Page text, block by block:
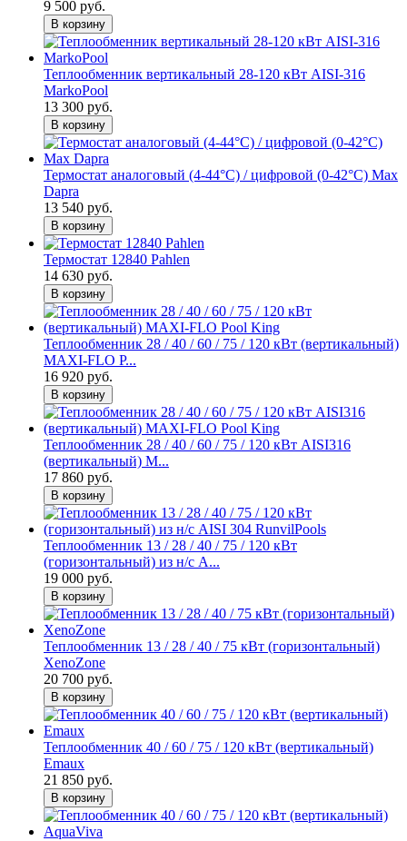
9 500 руб.
В корзину
Теплообменник вертикальный 28-120 кВт AISI-316
MarkoPool
13 300 руб.
В корзину
Термостат аналоговый (4-44°C) / цифровой (0-42°C) Max
Dapra
13 540 руб.
В корзину
Термостат 12840 Pahlen
14 630 руб.
В корзину
Теплообменник 28 / 40 / 60 / 75 / 120 кВт (вертикальный)
MAXI-FLO P...
16 920 руб.
В корзину
Теплообменник 28 / 40 / 60 / 75 / 120 кВт AISI316
(вертикальный) M...
17 860 руб.
В корзину
Теплообменник 13 / 28 / 40 / 75 / 120 кВт
(горизонтальный) из н/с A...
19 000 руб.
В корзину
Теплообменник 13 / 28 / 40 / 75 кВт (горизонтальный)
XenoZone
20 700 руб.
В корзину
Теплообменник 40 / 60 / 75 / 120 кВт (вертикальный)
Emaux
21 850 руб.
В корзину